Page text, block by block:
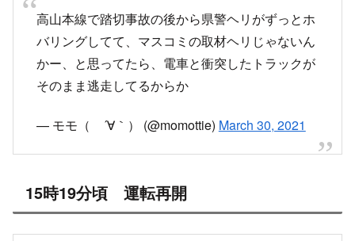
トラックと衝突のため運転見合わせですひだと衝
突のため運転見合わせです
— ドラえもん (@B6O1vBATMhU0pgd) March 30,
2021
— せとまる (@ST20maru)March 30, 2021